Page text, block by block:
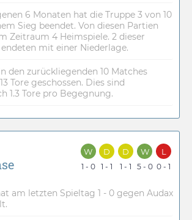
6 Monaten hat die Truppe 3 von 10
Sieg beendet. Von diesen Partien
Zeitraum 4 Heimspiele. 2 dieser
mit einer Niederlage.
den zurückliegenden 10 Matches
Tore geschossen. Dies sind
1.3 Tore pro Begegnung.
W
1 - 0
D
1 - 1
D
1 - 1
W
5 - 0
L
0 - 1
am letzten Spieltag 1 - 0 gegen Audax